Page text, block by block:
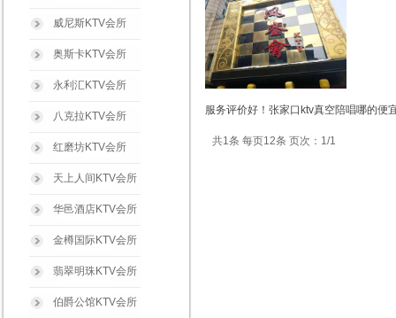
威尼斯KTV会所
奥斯卡KTV会所
永利汇KTV会所
八克拉KTV会所
红磨坊KTV会所
天上人间KTV会所
华邑酒店KTV会所
金樽国际KTV会所
翡翠明珠KTV会所
伯爵公馆KTV会所
服务评价好！张家口ktv真空陪唱哪的便
共1条 每页12条 页次：1/1